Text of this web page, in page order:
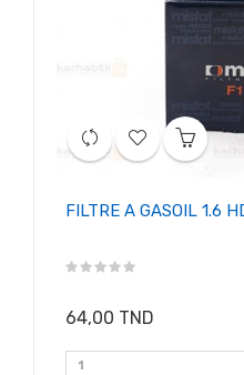
FILTRE A GASOIL 1.6
64,00 TND